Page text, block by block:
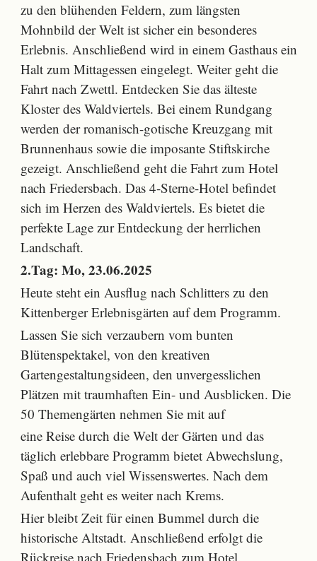
zu den blühenden Feldern, zum längsten
Mohnbild der Welt ist sicher ein besonderes
Erlebnis. Anschließend wird in einem Gasthaus ein
Halt zum Mittagessen eingelegt. Weiter geht die
Fahrt nach Zwettl. Entdecken Sie das älteste
Kloster des Waldviertels. Bei einem Rundgang
werden der romanisch-gotische Kreuzgang mit
Brunnenhaus sowie die imposante Stiftskirche
gezeigt. Anschließend geht die Fahrt zum Hotel
nach Friedersbach. Das 4-Sterne-Hotel befindet
sich im Herzen des Waldviertels. Es bietet die
perfekte Lage zur Entdeckung der herrlichen
Landschaft.
2.Tag: Mo, 23.06.2025
Heute steht ein Ausflug nach Schlitters zu den
Kittenberger Erlebnisgärten auf dem Programm.
Lassen Sie sich verzaubern vom bunten
Blütenspektakel, von den kreativen
Gartengestaltungsideen, den unvergesslichen
Plätzen mit traumhaften Ein- und Ausblicken. Die
50 Themengärten nehmen Sie mit auf
eine Reise durch die Welt der Gärten und das
täglich erlebbare Programm bietet Abwechslung,
Spaß und auch viel Wissenswertes. Nach dem
Aufenthalt geht es weiter nach Krems.
Hier bleibt Zeit für einen Bummel durch die
historische Altstadt. Anschließend erfolgt die
Rückreise nach Friedensbach zum Hotel.